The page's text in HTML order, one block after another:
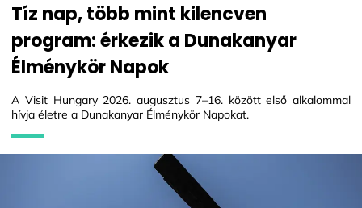
Tíz nap, több mint kilencven
program: érkezik a Dunakanyar
Élménykör Napok
A Visit Hungary 2026. augusztus 7–16. között első alkalommal
hívja életre a Dunakanyar Élménykör Napokat.